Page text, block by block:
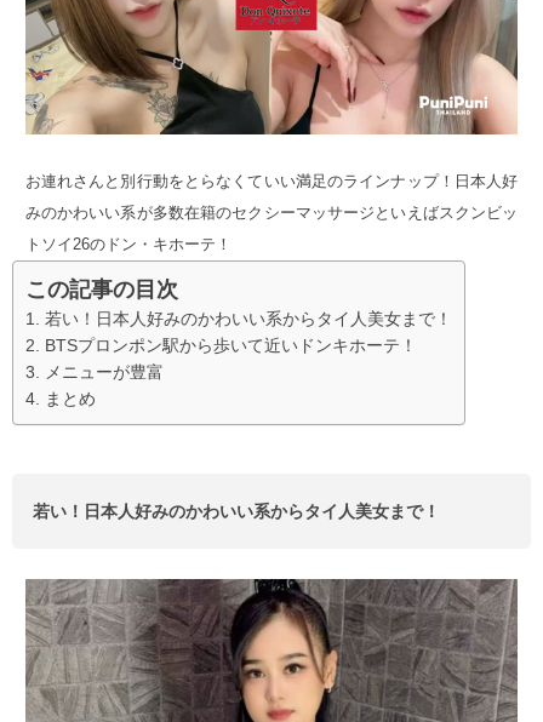
お連れさんと別行動をとらなくていい満足のラインナップ！日本人好
みのかわいい系が多数在籍のセクシーマッサージといえばスクンビッ
トソイ26のドン・キホーテ！
この記事の目次
若い！日本人好みのかわいい系からタイ人美女まで！
BTSプロンポン駅から歩いて近いドンキホーテ！
メニューが豊富
まとめ
若い！日本人好みのかわいい系からタイ人美女まで！